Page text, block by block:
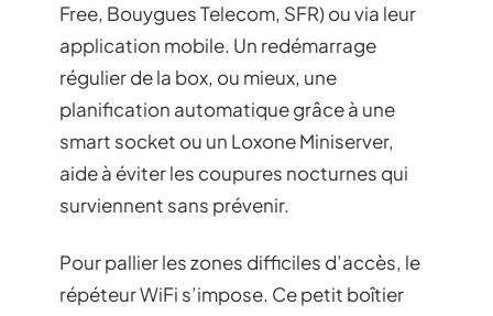
Free, Bouygues Telecom, SFR) ou via leur
application mobile. Un redémarrage
régulier de la box, ou mieux, une
planification automatique grâce à une
smart socket ou un Loxone Miniserver,
aide à éviter les coupures nocturnes qui
surviennent sans prévenir.
Pour pallier les zones difficiles d’accès, le
répéteur WiFi s’impose. Ce petit boîtier